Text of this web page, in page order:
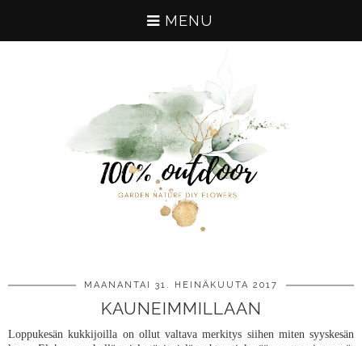
MENU
MAANANTAI 31. HEINÄKUUTA 2017
KAUNEIMMILLAAN
Loppukesän kukkijoilla on ollut valtava merkitys siihen miten syyskesän